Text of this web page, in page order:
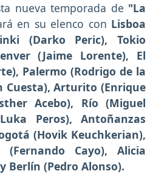
nueva temporada de "La
en su elenco con Lisboa
(Darko Peric), Tokio
(Jaime Lorente), El
Palermo (Rodrigo de la
Cuesta), Arturito (Enrique
Acebo), Río (Miguel
Peros), Antoñanzas
(Hovik Keuchkerian),
Cayo), Alicia
Berlín (Pedro Alonso).